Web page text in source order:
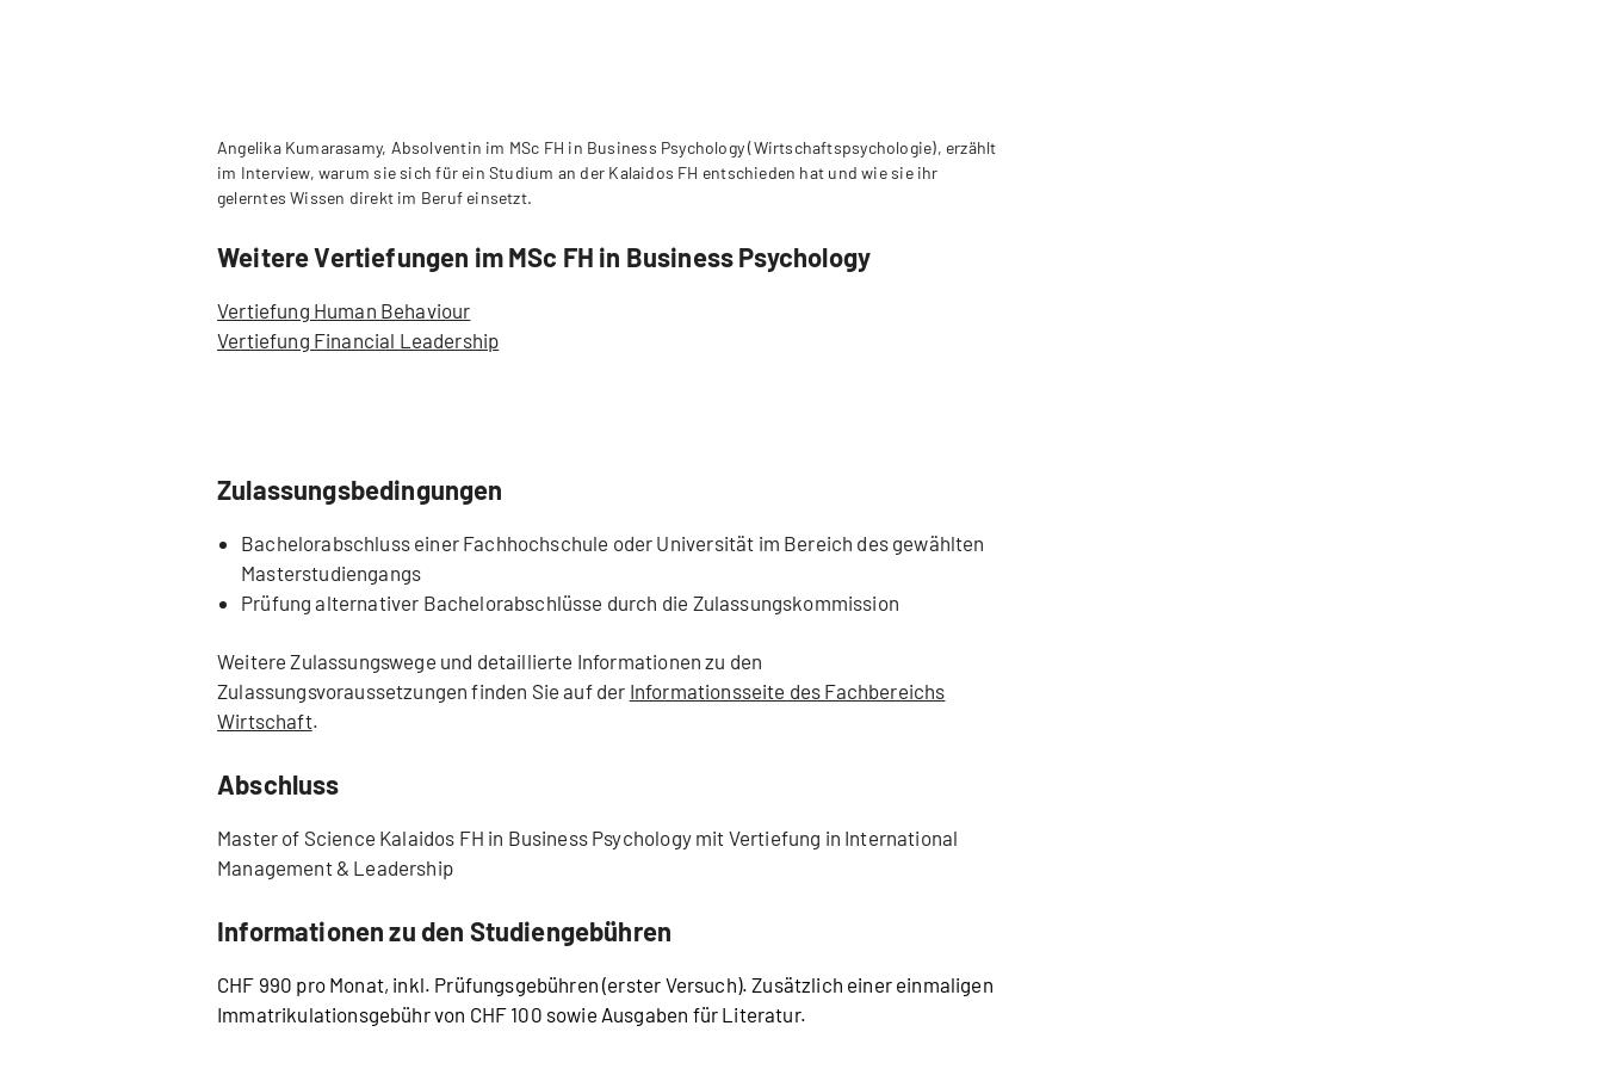
Angelika Kumarasamy, Absolventin im MSc FH in Business Psychology (Wirtschaftspsychologie), erzählt
im Interview, warum sie sich für ein Studium an der Kalaidos FH entschieden hat und wie sie ihr
gelerntes Wissen direkt im Beruf einsetzt.
Weitere Vertiefungen im MSc FH in Business Psychology
Vertiefung Human Behaviour
Vertiefung Financial Leadership
Zulassungsbedingungen
Bachelorabschluss einer Fachhochschule oder Universität im Bereich des gewählten
Masterstudiengangs
Prüfung alternativer Bachelorabschlüsse durch die Zulassungskommission
Weitere Zulassungswege und detaillierte Informationen zu den
Zulassungsvoraussetzungen finden Sie auf der Informationsseite des Fachbereichs
Wirtschaft.
Abschluss
Master of Science Kalaidos FH in Business Psychology mit Vertiefung in International
Management & Leadership
Informationen zu den Studiengebühren
CHF 990 pro Monat, inkl. Prüfungsgebühren (erster Versuch). Zusätzlich einer einmaligen
Immatrikulationsgebühr von CHF 100 sowie Ausgaben für Literatur.